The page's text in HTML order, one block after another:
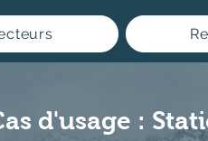
d'usage :